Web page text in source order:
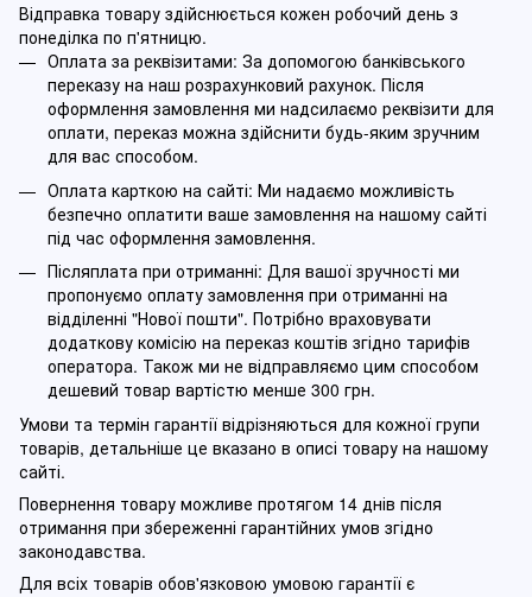
Відправка товару здійснюється кожен робочий день з
понеділка по п'ятницю.
Оплата за реквізитами: За допомогою банківського
переказу на наш розрахунковий рахунок. Після
оформлення замовлення ми надсилаємо реквізити для
оплати, переказ можна здійснити будь-яким зручним
для вас способом.
Оплата карткою на сайті: Ми надаємо можливість
безпечно оплатити ваше замовлення на нашому сайті
під час оформлення замовлення.
Післяплата при отриманні: Для вашої зручності ми
пропонуємо оплату замовлення при отриманні на
відділенні "Нової пошти". Потрібно враховувати
додаткову комісію на переказ коштів згідно тарифів
оператора. Також ми не відправляємо цим способом
дешевий товар вартістю менше 300 грн.
Умови та термін гарантії відрізняються для кожної групи
товарів, детальніше це вказано в описі товару на нашому
сайті.
Повернення товару можливе протягом 14 днів після
отримання при збереженні гарантійних умов згідно
законодавства.
Для всіх товарів обов'язковою умовою гарантії є